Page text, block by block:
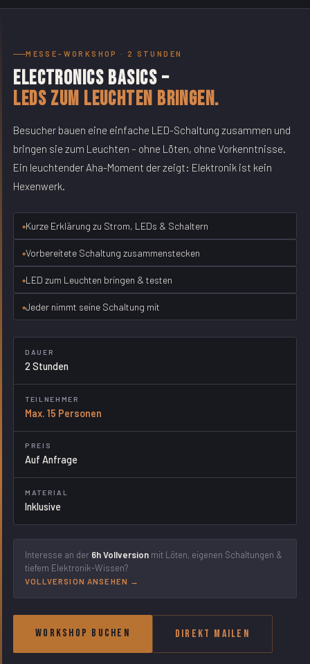
MESSE-WORKSHOP · 2 STUNDEN
Electronics Basics –
LEDs zum Leuchten bringen.
Besucher bauen eine einfache LED-Schaltung zusammen und
bringen sie zum Leuchten – ohne Löten, ohne Vorkenntnisse.
Ein leuchtender Aha-Moment der zeigt: Elektronik ist kein
Hexenwerk.
Kurze Erklärung zu Strom, LEDs & Schaltern
Vorbereitete Schaltung zusammenstecken
LED zum Leuchten bringen & testen
Jeder nimmt seine Schaltung mit
DAUER
2 Stunden
TEILNEHMER
Max. 15 Personen
PREIS
Auf Anfrage
MATERIAL
Inklusive
Interesse an der 6h Vollversion mit Löten, eigenen Schaltungen &
tiefem Elektronik-Wissen?
VOLLVERSION ANSEHEN →
Workshop buchen Direkt mailen